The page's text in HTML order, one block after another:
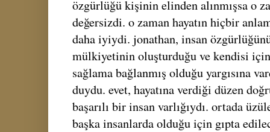
özgürlüğü kişinin elinden alınmışsa o
değersizdi. o zaman hayatın hiçbir
daha iyiydi. jonathan, insan
mülkiyetinin oluşturduğu ve kendisi
sağlama bağlanmış olduğu yargısına
duydu. evet, hayatına verdiği düzen
başarılı bir insan varlığıydı. ortada
başka insanlarda olduğu için gıpta